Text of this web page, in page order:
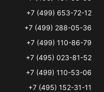
+7 (499) 653-72-12
+7 (499) 288-05-36
+7 (499) 110-86-79
+7 (495) 023-81-52
+7 (499) 110-53-06
+7 (495) 152-31-11